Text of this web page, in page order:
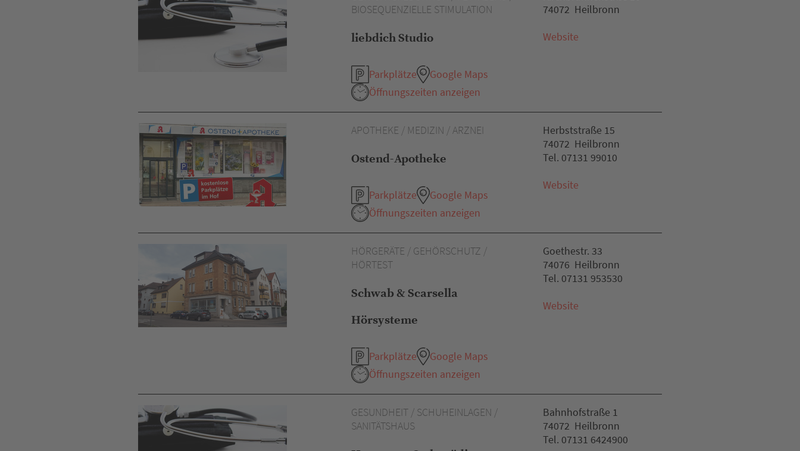
BIOSEQUENZIELLE STIMULATION
liebdich Studio
Parkplätze
Google Maps
Öffnungszeiten anzeigen
74072 Heilbronn
Website
APOTHEKE / MEDIZIN / ARZNEI
Ostend-Apotheke
Parkplätze
Google Maps
Öffnungszeiten anzeigen
Herbststraße 15
74072 Heilbronn
Tel. 07131 99010
Website
HÖRGERÄTE / GEHÖRSCHUTZ /
HÖRTEST
Schwab & Scarsella
Hörsysteme
Parkplätze
Google Maps
Öffnungszeiten anzeigen
Goethestr. 33
74076 Heilbronn
Tel. 07131 953530
Website
GESUNDHEIT / SCHUHEINLAGEN /
SANITÄTSHAUS
Bahnhofstraße 1
74072 Heilbronn
Tel. 07131 6424900